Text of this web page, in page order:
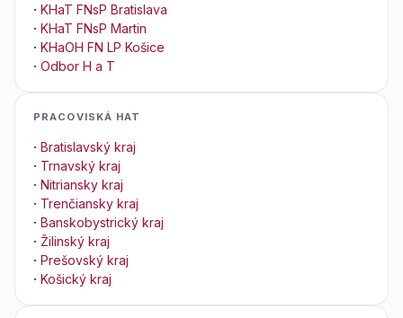
· KHaT FNsP Bratislava
· KHaT FNsP Martin
· KHaOH FN LP Košice
· Odbor H a T
PRACOVISKÁ HAT
· Bratislavský kraj
· Trnavský kraj
· Nitriansky kraj
· Trenčiansky kraj
· Banskobystrický kraj
· Žilinský kraj
· Prešovský kraj
· Košický kraj